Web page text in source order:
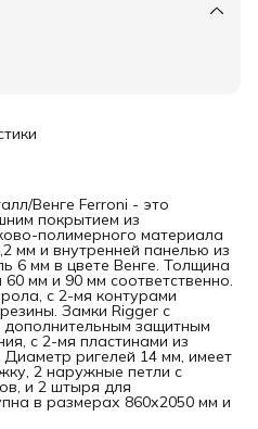
Венге Ferroni - это
покрытием из
полимерного материала
мм и внутренней панелью из
мм в цвете Венге. Толщина
мм и 90 мм соответственно.
с 2-мя контурами
Замки Rigger с
защитным
с 2-мя пластинами из
ригелей 14 мм, имеет
2 наружные петли с
и 2 штыря для
в размерах 860х2050 мм и